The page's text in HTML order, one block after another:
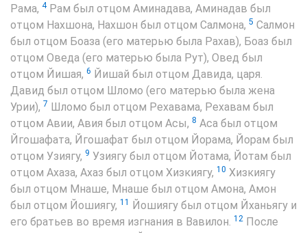
Рама, 4Рам был отцом Аминадава, Аминадав был
отцом Нахшона, Нахшон был отцом Салмона, 5 Салмон
был отцом Боаза (его матерью была Рахав), Боаз был
отцом Оведа (его матерью была Рут), Овед был
отцом Йишая, 6 Йишай был отцом Давида, царя.
Давид был отцом Шломо (его матерью была жена
Урии), 7 Шломо был отцом Рехавама, Рехавам был
отцом Авии, Авия был отцом Асы, 8 Аса был отцом
Йгошафата, Йгошафат был отцом Йорама, Йорам был
отцом Узиягу, 9 Узиягу был отцом Йотама, Йотам был
отцом Ахаза, Ахаз был отцом Хизкиягу, 10 Хизкиягу
был отцом Мнаше, Мнаше был отцом Амона, Амон
был отцом Йошиягу, 11 Йошиягу был отцом Йханьягу и
его братьев во время изгнания в Вавилон. 12 После